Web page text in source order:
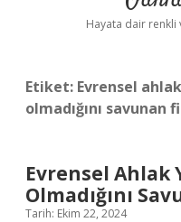
Hayata dair renkli
Etiket: Evrensel
olmadığını
Evrensel Ahlak
Olmadığını
Tarih: Ekim 22, 2024